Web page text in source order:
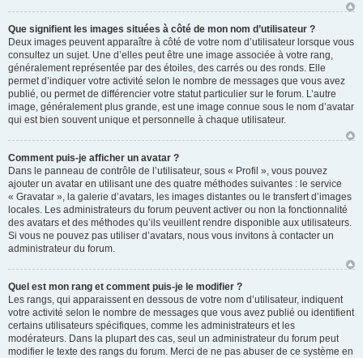
Que signifient les images situées à côté de mon nom d’utilisateur ?
Deux images peuvent apparaître à côté de votre nom d’utilisateur lorsque vous
consultez un sujet. Une d’elles peut être une image associée à votre rang,
généralement représentée par des étoiles, des carrés ou des ronds. Elle
permet d’indiquer votre activité selon le nombre de messages que vous avez
publié, ou permet de différencier votre statut particulier sur le forum. L’autre
image, généralement plus grande, est une image connue sous le nom d’avatar
qui est bien souvent unique et personnelle à chaque utilisateur.
Comment puis-je afficher un avatar ?
Dans le panneau de contrôle de l’utilisateur, sous « Profil », vous pouvez
ajouter un avatar en utilisant une des quatre méthodes suivantes : le service
« Gravatar », la galerie d’avatars, les images distantes ou le transfert d’images
locales. Les administrateurs du forum peuvent activer ou non la fonctionnalité
des avatars et des méthodes qu’ils veuillent rendre disponible aux utilisateurs.
Si vous ne pouvez pas utiliser d’avatars, nous vous invitons à contacter un
administrateur du forum.
Quel est mon rang et comment puis-je le modifier ?
Les rangs, qui apparaissent en dessous de votre nom d’utilisateur, indiquent
votre activité selon le nombre de messages que vous avez publié ou identifient
certains utilisateurs spécifiques, comme les administrateurs et les
modérateurs. Dans la plupart des cas, seul un administrateur du forum peut
modifier le texte des rangs du forum. Merci de ne pas abuser de ce système en